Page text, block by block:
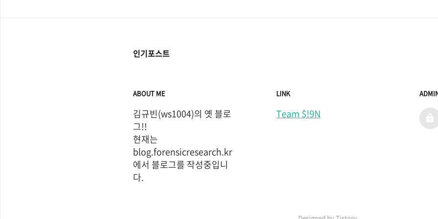
인기포스트
ABOUT ME
김규빈(ws1004)의 옛 블로
그!!
현재는
blog.forensicresearch.kr
에서 블로그를 작성중입니
다.
LINK
Team $!9N